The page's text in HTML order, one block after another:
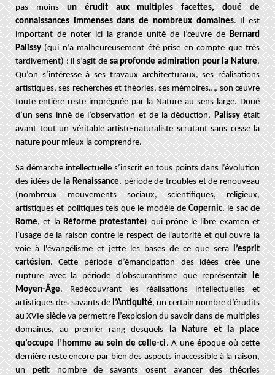
pas moinsun érudit aux multiples facettes, doué de
connaissances immenses dans de nombreux domaines. Il est
important de noter ici la grande unité de l’œuvre deBernard
Palissy(qui n’a malheureusement été prise en compte que très
tardivement) : il s’agit desa profonde admiration pour la Nature.
Qu’on s’intéresse à ses travaux architecturaux, ses réalisations
artistiques, ses recherches et théories, ses mémoires…, son œuvre
toute entière reste imprégnée par la Nature au sens large. Doué
d’un sens inné de l’observation et de la déduction,Palissyétait
avant tout un véritable artiste-naturaliste scrutant sans cesse la
nature pour mieux la comprendre.
Sa démarche intellectuelle s’inscrit en tous points dans l’évolution
des idées dela Renaissance, période de troubles et de renouveau
(nombreux mouvements sociaux, scientifiques, religieux,
artistiques et politiques tels que le modèle deCopernic, le sac de
Rome, et laRéforme protestante) qui prône le libre examen et
l’usage de la raison contre le respect de l'autorité et qui ouvre la
voie à l'évangélisme et jette les bases de ce que seral’esprit
cartésien. Cette période d’émancipation des idées crée une
rupture avec la période d’obscurantisme que représentaitle
Moyen-Âge. Redécouvrant les réalisations intellectuelles et
artistiques des savants del’Antiquité, un certain nombre d’érudits
au XVIe siècle va permettre l’explosion du savoir dans de multiples
domaines, au premier rang desquelsla Nature et la place
qu’occupe l’homme au sein de celle-ci. A une époque où cette
dernière reste encore par bien des aspects inaccessible à la raison,
un petit nombre de savants osent avancer des théories